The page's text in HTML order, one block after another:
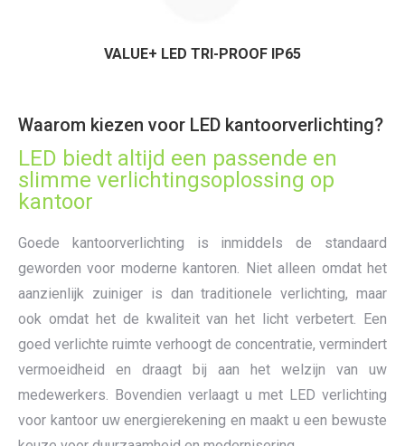
VALUE+ LED TRI-PROOF IP65
Waarom kiezen voor LED kantoorverlichting?
LED biedt altijd een passende en
slimme verlichtingsoplossing op
kantoor
Goede kantoorverlichting is inmiddels de standaard
geworden voor moderne kantoren. Niet alleen omdat het
aanzienlijk zuiniger is dan traditionele verlichting, maar
ook omdat het de kwaliteit van het licht verbetert. Een
goed verlichte ruimte verhoogt de concentratie, vermindert
vermoeidheid en draagt bij aan het welzijn van uw
medewerkers. Bovendien verlaagt u met LED verlichting
voor kantoor uw energierekening en maakt u een bewuste